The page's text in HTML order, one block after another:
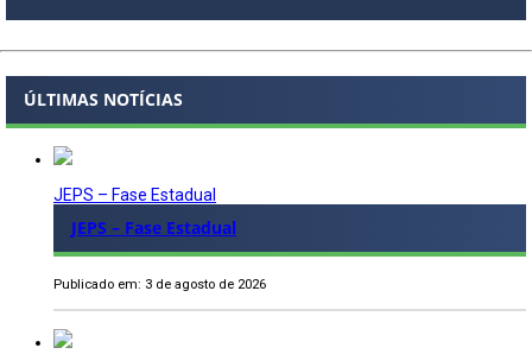
ÚLTIMAS NOTÍCIAS
JEPS – Fase Estadual
JEPS – Fase Estadual
Publicado em: 3 de agosto de 2026